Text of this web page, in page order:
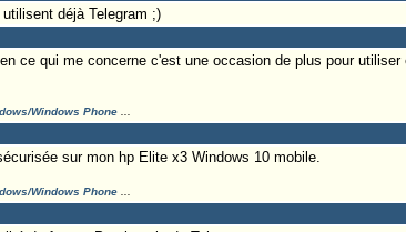
déjà Telegram ;)
ce qui me concerne c'est une occasion de plus pour utiliser
Windows Phone...
sur mon hp Elite x3 Windows 10 mobile.
Windows Phone...